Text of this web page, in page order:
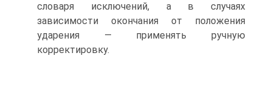
словаря исключений, а в случаях
зависимости окончания от положения
ударения — применять ручную
корректировку.